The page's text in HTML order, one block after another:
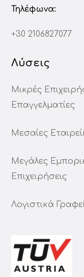
Τηλέφωνα:
+30 2106827077
Λύσεις
Μικρές
Επαγγελματίες
Μεσαίες
Μεγάλες
Επιχειρήσεις
Λογιστικά